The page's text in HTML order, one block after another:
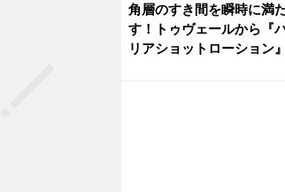
角層のすき間を瞬時に満
す！トゥヴェールから『
リアショットローション』